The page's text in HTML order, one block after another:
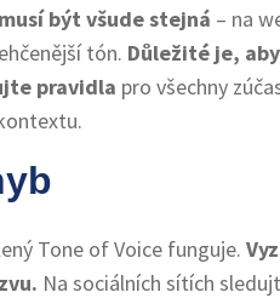
být všude stejná – na
tón. Důležité je,
pravidla pro všechny
Tone of Voice funguje.
Na sociálních sítích